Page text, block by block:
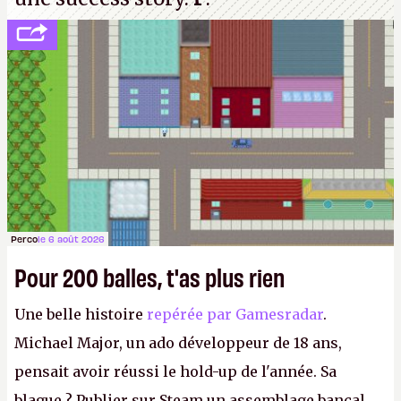
Percole 6 août 2026
Pour 200 balles, t'as plus rien
Une belle histoire repérée par Gamesradar.
Michael Major, un ado développeur de 18 ans,
pensait avoir réussi le hold-up de l'année. Sa